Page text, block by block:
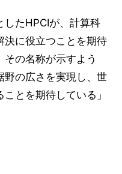
したHPCIが、計算科
決に役立つことを期待
の名称が示すよう
野の広さを実現し、世
とを期待している」